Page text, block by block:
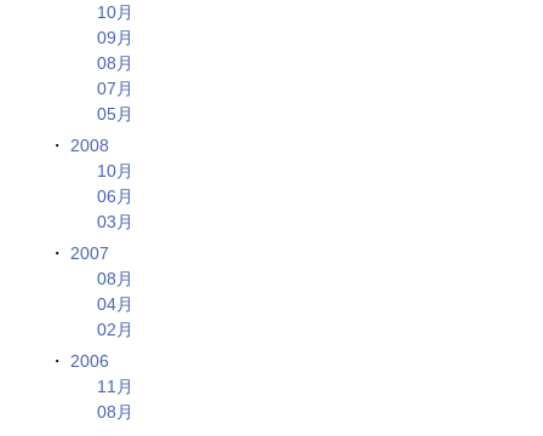
10月
09月
08月
07月
05月
2008
10月
06月
03月
2007
08月
04月
02月
2006
11月
08月